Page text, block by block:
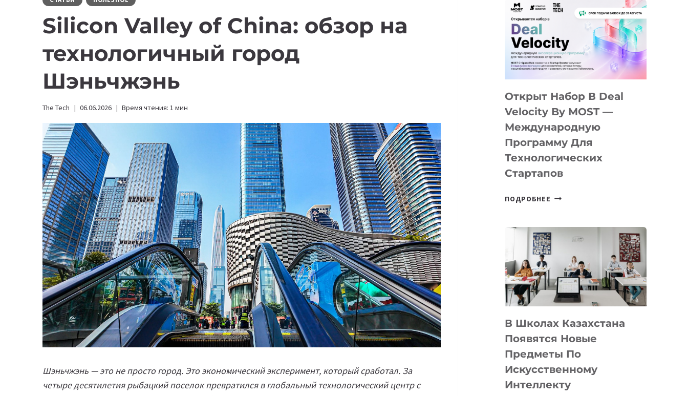
Silicon Valley of China: обзор на
технологичный город
Шэньчжэнь
The Tech 06.06.2026 Время чтения: 1 мин
Шэньчжэнь — это не просто город. Это экономический эксперимент, который сработал. За
четыре десятилетия рыбацкий поселок превратился в глобальный технологический центр с
Открыт Набор В Deal
Velocity By MOST —
Международную
Программу Для
Технологических
Стартапов
ПОДРОБНЕЕ ОТКРЫТ
DEAL
VELOCITY
MOST
—
МЕЖДУНАРОДНУЮ
ДЛЯ
ТЕХНОЛОГИЧЕСКИХ
СТАРТАПОВ
В Школах Казахстана
Появятся Новые
Предметы По
Искусственному
Интеллекту